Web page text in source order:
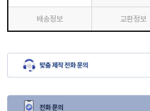
배송정보 교환정보